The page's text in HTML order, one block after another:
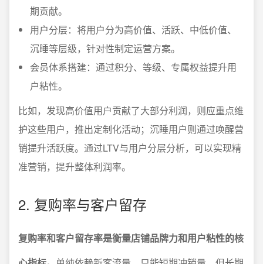
期贡献。
用户分层：将用户分为高价值、活跃、中低价值、
沉睡等层级，针对性制定运营方案。
会员体系搭建：通过积分、等级、专属权益提升用
户粘性。
比如，发现高价值用户贡献了大部分利润，则应重点维
护这些用户，推出定制化活动；沉睡用户则通过唤醒营
销提升活跃度。通过LTV与用户分层分析，可以实现精
准营销，提升整体利润率。
2. 复购率与客户留存
复购率和客户留存率是衡量店铺品牌力和用户粘性的核